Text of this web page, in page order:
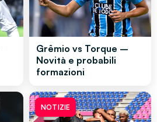
Grêmio vs Torque –
Novità e probabili
formazioni
NOTIZIE